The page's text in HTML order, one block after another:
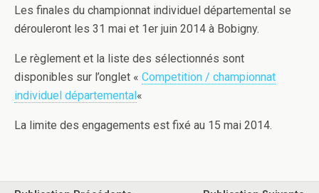
Les finales du championnat individuel départemental se
dérouleront les 31 mai et 1er juin 2014 à Bobigny.
Le règlement et la liste des sélectionnés sont
disponibles sur l’onglet « Competition / championnat
individuel départemental«
La limite des engagements est fixé au 15 mai 2014.